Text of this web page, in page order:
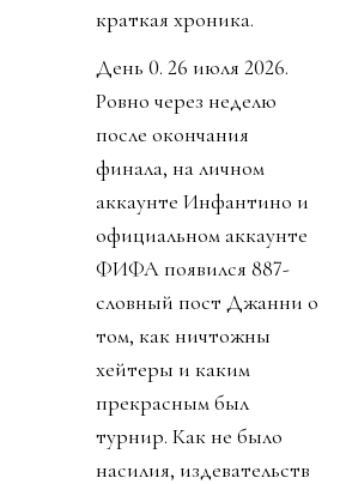
краткая хроника.
День 0. 26 июля 2026.
Ровно через неделю
после окончания
финала, на личном
аккаунте Инфантино и
официальном аккаунте
ФИФА появился 887-
словный пост Джанни о
том, как ничтожны
хейтеры и каким
прекрасным был
турнир. Как не было
насилия, издевательств